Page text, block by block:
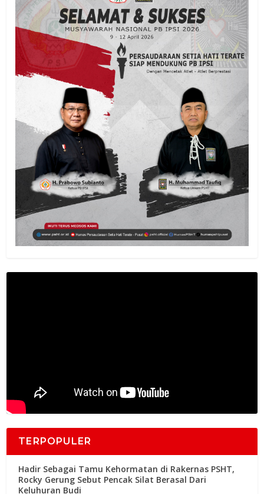
TERPOPULER
Hadir Sebagai Tamu Kehormatan di Rakernas PSHT,
Rocky Gerung Sebut Pencak Silat Berasal Dari
Keluhuran Budi